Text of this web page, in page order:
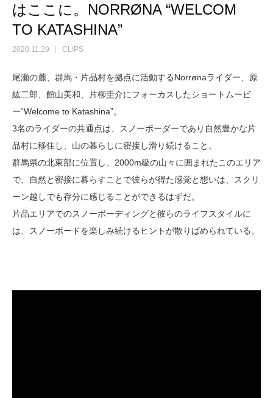
はここに。NORRØNA “WELCOM
TO KATASHINA”
2020.11.29 CLIPS
尾瀬の麓、群馬・片品村を拠点に活動するNorrønaライダー、原
紘二郎、館山美和、片柳圭介にフォーカスしたショートムービ
ー“Welcome to Katashina”。
3名のライダーの共通点は、スノーボーダーであり自然豊かな片
品村に移住し、山の暮らしに密接し滑り続けること。
群馬県の北東部に位置し、2000m級の山々に囲まれたこのエリア
で、自然と密接に暮らすことで彼らが得た感覚と想いは、スクリ
ーン越しでも存分に感じることができるはずだ。
片品エリアでのスノーボーディングと彼らのライフスタイルに
は、スノーボードを楽しみ続けるヒントが散りばめられている。